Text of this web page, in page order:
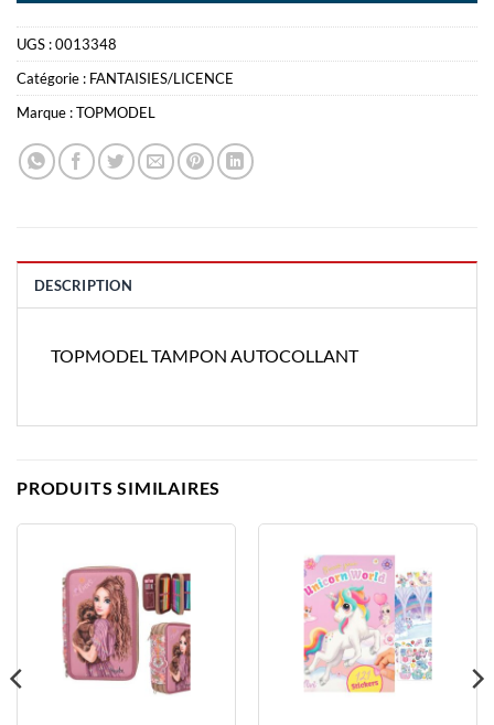
UGS :0013348
Catégorie : FANTAISIES/LICENCE
Marque :TOPMODEL
DESCRIPTION
TOPMODEL TAMPON AUTOCOLLANT
PRODUITS SIMILAIRES